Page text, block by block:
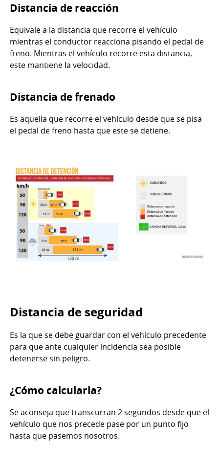
Distancia de reacción
Equivale a la distancia que recorre el vehículo
mientras el conductor reacciona pisando el pedal de
freno. Mientras el vehículo recorre esta distancia,
este mantiene la velocidad.
Distancia de frenado
Es aquella que recorre el vehículo desde que se pisa
el pedal de freno hasta que este se detiene.
Distancia de seguridad
Es la que se debe guardar con el vehículo precedente
para que ante cualquier incidencia sea posible
detenerse sin peligro.
¿Cómo calcularla?
Se aconseja que transcurran 2 segundos desde que el
vehículo que nos precede pase por un punto fijo
hasta que pasemos nosotros.